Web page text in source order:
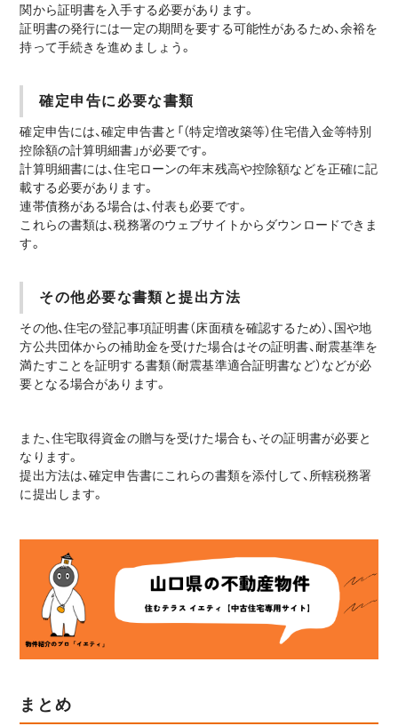
関から証明書を入手する必要があります。
証明書の発行には一定の期間を要する可能性があるため、余裕を
持って手続きを進めましょう。
確定申告に必要な書類
確定申告には、確定申告書と「（特定増改築等）住宅借入金等特別
控除額の計算明細書」が必要です。
計算明細書には、住宅ローンの年末残高や控除額などを正確に記
載する必要があります。
連帯債務がある場合は、付表も必要です。
これらの書類は、税務署のウェブサイトからダウンロードできま
す。
その他必要な書類と提出方法
その他、住宅の登記事項証明書（床面積を確認するため）、国や地
方公共団体からの補助金を受けた場合はその証明書、耐震基準を
満たすことを証明する書類（耐震基準適合証明書など）などが必
要となる場合があります。
また、住宅取得資金の贈与を受けた場合も、その証明書が必要と
なります。
提出方法は、確定申告書にこれらの書類を添付して、所轄税務署
に提出します。
まとめ